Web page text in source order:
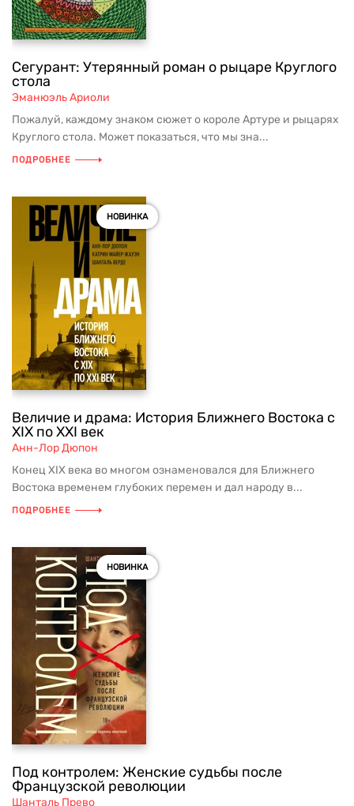
Сегурант: Утерянный роман о рыцаре Круглого
стола
Эманюэль Ариоли
Пожалуй, каждому знаком сюжет о короле Артуре и рыцарях
Круглого стола. Может показаться, что мы зна...
ПОДРОБНЕЕ
НОВИНКА
Величие и драма: История Ближнего Востока с
XIX по XXI век
Анн-Лор Дюпон
Конец XIX века во многом ознаменовался для Ближнего
Востока временем глубоких перемен и дал народу в...
ПОДРОБНЕЕ
НОВИНКА
Под контролем: Женские судьбы после
Французской революции
Шанталь Прево